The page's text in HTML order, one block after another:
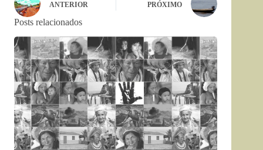
ANTERIOR PRÓXIMO
Posts relacionados